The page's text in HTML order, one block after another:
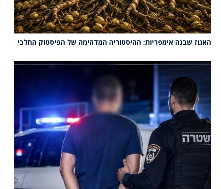
האגוז שבנה אימפריות: ההיסטוריה המדהימה של הפיסטוק החלבי